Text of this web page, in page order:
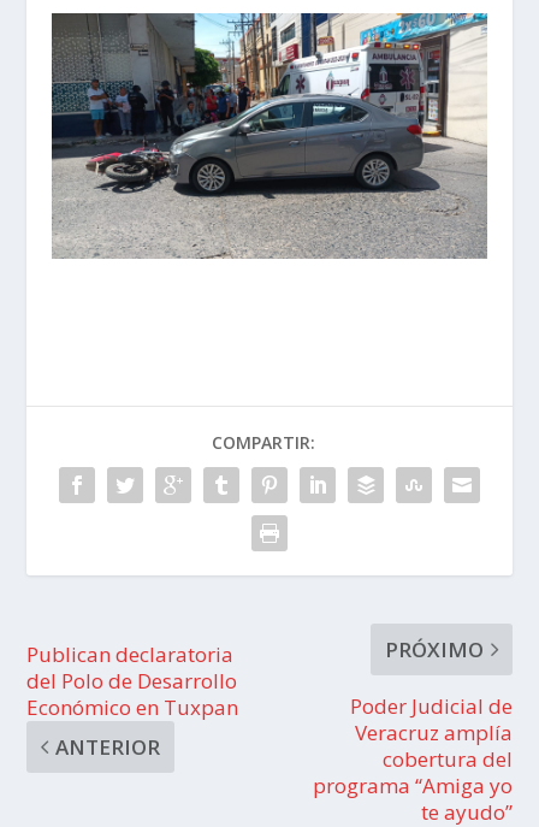
COMPARTIR:
Publican declaratoria
del Polo de Desarrollo
Económico en Tuxpan
ANTERIOR
PRÓXIMO
Poder Judicial de
Veracruz amplía
cobertura del
programa “Amiga yo
te ayudo”